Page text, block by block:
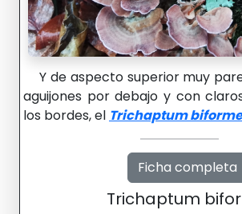
Y de aspecto superior muy
aguijones por debajo y con
los bordes, el Trichaptum biforme
Ficha completa
Trichaptum